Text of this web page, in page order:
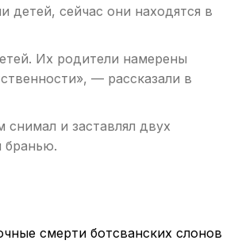
сейчас они находятся в
Их родители намерены
— рассказали в
и заставлял двух
бранью.
смерти ботсванских слонов